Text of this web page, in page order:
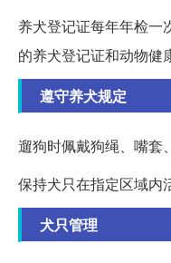
养犬登记证每年年检一
的养犬登记证和动物健
遵守养犬规定
遛狗时佩戴狗绳、嘴套
保持犬只在指定区域内
犬只管理